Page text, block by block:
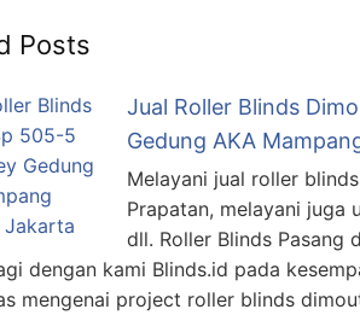
Posts
Jual Roller Blinds
Gedung AKA
Melayani jual roller
Prapatan, melayani juga
dll. Roller Blinds Pasang
dengan kami Blinds.id pada
mengenai project roller blinds